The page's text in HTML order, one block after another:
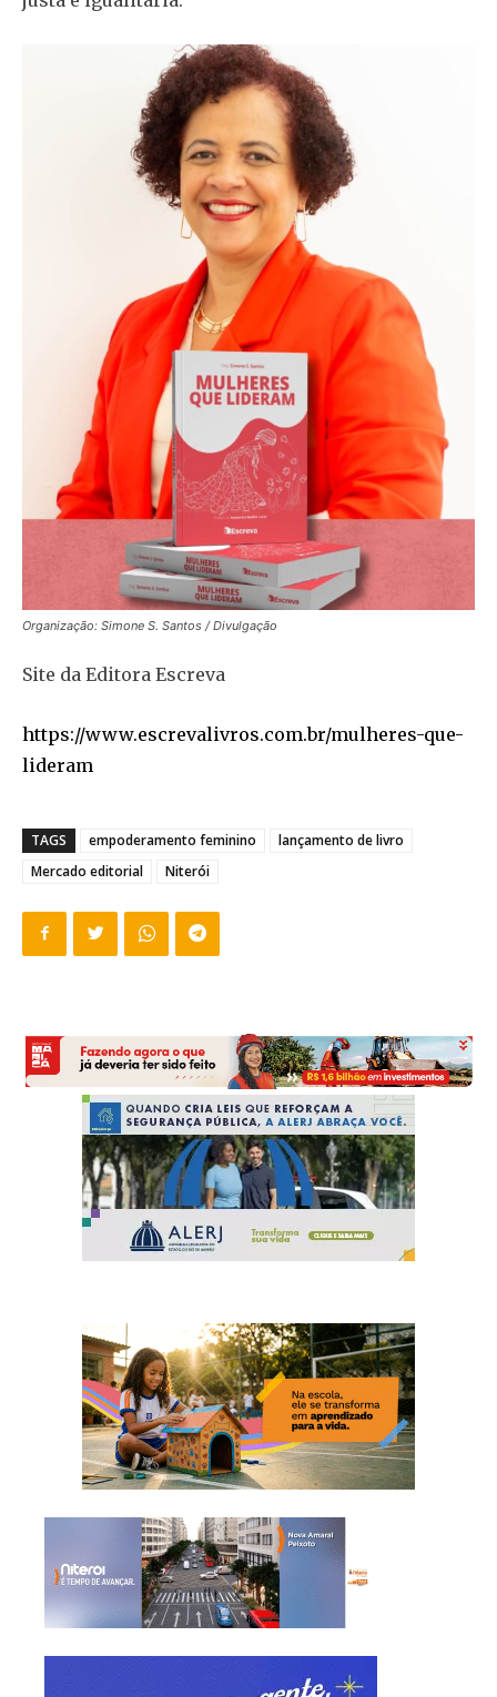
Organização: Simone S. Santos / Divulgação
Site da Editora Escreva
https://www.escrevalivros.com.br/mulheres-que-
lideram
TAGS empoderamento feminino
lançamento de livro
Mercado editorial
Niterói